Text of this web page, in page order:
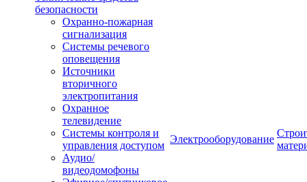
безопасности
Охранно-пожарная
сигнализация
Системы речевого
оповещения
Источники
вторичного
электропитания
Охранное
телевидение
Системы контроля и
управления доступом
Аудио/
видеодомофоны
Электрооборудование